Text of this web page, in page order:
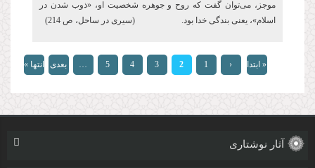
موجز، مى‏‌توان گفت كه روح و جوهره شخصیت او، «ذوب شدن در
اسلام»، یعنى بندگى خدا بود. (سیری در ساحل، ص 214)
صفحه‌ها
« ابتدا ‹
1
2
3
4
5
… بعدی انتها »
آثار نوشتاری